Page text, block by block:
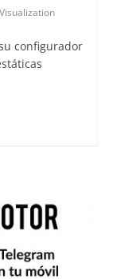
Visualization
configurador